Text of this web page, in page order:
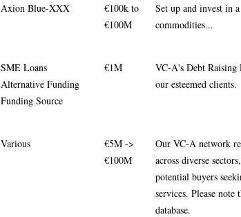
Axion Blue-XXX
€100k to
€100M
Set up and invest in
commodities...
SME Loans
Alternative Funding
Funding Source
€1M
VC-A's Debt Raising
our esteemed clients.
Various
€5M ->
€100M
Our VC-A network
across diverse
potential buyers
services. Please
database.